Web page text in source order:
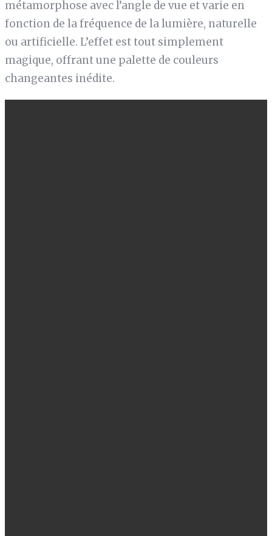
métamorphose avec l’angle de vue et varie en
fonction de la fréquence de la lumière, naturelle
ou artificielle. L’effet est tout simplement
magique, offrant une palette de couleurs
changeantes inédite.